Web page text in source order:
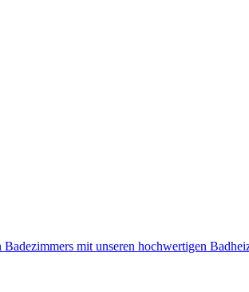
mit unseren hochwertigen